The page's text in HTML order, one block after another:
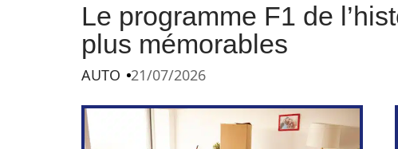
Le programme F1 de
plus mémorables
AUTO 21/07/2026